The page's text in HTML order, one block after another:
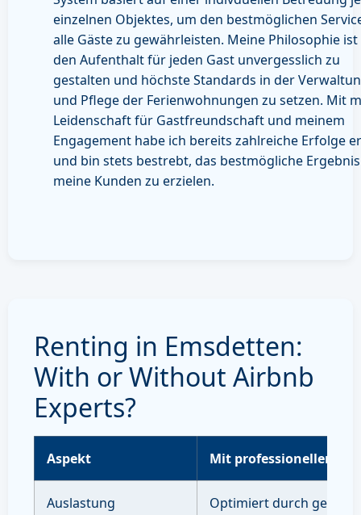
einzelnen Objektes, um den bestmöglichen
alle Gäste zu gewährleisten. Meine Philosophie ist
den Aufenthalt für jeden Gast unvergesslich zu
gestalten und höchste Standards in der
und Pflege der Ferienwohnungen zu setzen. Mit
Leidenschaft für Gastfreundschaft und meinem
Engagement habe ich bereits zahlreiche Erfolge
und bin stets bestrebt, das bestmögliche
meine Kunden zu erzielen.
Renting in Emsdetten:
With or Without Airbnb
Experts?
Aspekt Mit professioneller
Auslastung Optimiert durch